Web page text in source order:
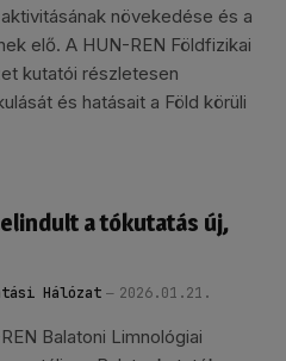
növekedése és a
elő. A HUN-REN Földfizikai
kutatói részletesen
és hatásait a Föld körüli
a tókutatás új,
Hálózat 2026.01.21.
Balatoni Limnológiai